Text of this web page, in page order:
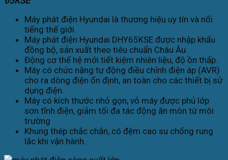
Máy phát điện Hyundai là thương hiệu uy tín và nổi
tiếng thế giới.
Máy phát điện Hyundai DHY65KSE được nhập khẩu
đồng bộ, sản xuất theo tiêu chuẩn Châu Âu.
Động cơ thế hệ mới tiết kiệm nhiên liệu, độ ồn thấp.
Máy có chức năng tự động điều chỉnh điện áp (AVR)
cho ra dòng điện ổn định, an toàn cho các thiết bị sử
dụng điện.
Máy có kích thước nhỏ gọn, vỏ máy được phủ lớp
sơn tĩnh điện, giảm tối đa tác động ăn mòn từ môi
trường
Khung thép chắc chắn, có đệm cao su chống rung
lắc khi vận hành.